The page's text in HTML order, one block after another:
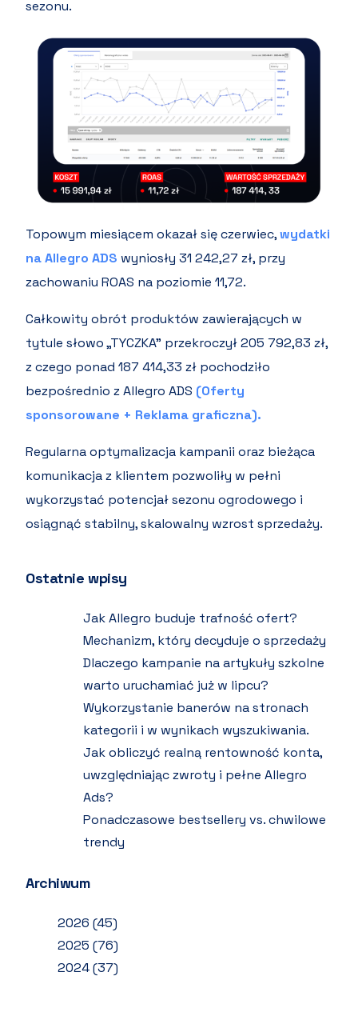
sezonu.
Topowym miesiącem okazał się czerwiec,wydatki
na Allegro ADS wyniosły 31 242,27 zł, przy
zachowaniu ROAS na poziomie 11,72.
Całkowity obrót produktów zawierających w
tytule słowo „TYCZKA” przekroczył 205 792,83 zł,
z czego ponad 187 414,33 zł pochodziło
bezpośrednio z Allegro ADS (Oferty
sponsorowane + Reklama graficzna).
Regularna optymalizacja kampanii oraz bieżąca
komunikacja z klientem pozwoliły w pełni
wykorzystać potencjał sezonu ogrodowego i
osiągnąć stabilny, skalowalny wzrost sprzedaży.
Ostatnie wpisy
Jak Allegro buduje trafność ofert?
Mechanizm, który decyduje o sprzedaży
Dlaczego kampanie na artykuły szkolne
warto uruchamiać już w lipcu?
Wykorzystanie banerów na stronach
kategorii i w wynikach wyszukiwania.
Jak obliczyć realną rentowność konta,
uwzględniając zwroty i pełne Allegro
Ads?
Ponadczasowe bestsellery vs. chwilowe
trendy
Archiwum
2026 (45)
2025 (76)
2024(37)